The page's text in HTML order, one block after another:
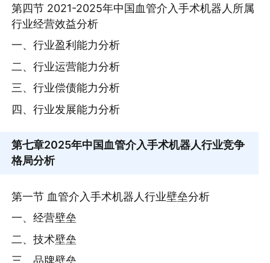
第四节 2021-2025年中国血管介入手术机器人所属
行业经营效益分析
一、行业盈利能力分析
二、行业运营能力分析
三、行业偿债能力分析
四、行业发展能力分析
第七章2025年中国血管介入手术机器人行业竞争
格局分析
第一节 血管介入手术机器人行业壁垒分析
一、经营壁垒
二、技术壁垒
三、品牌壁垒